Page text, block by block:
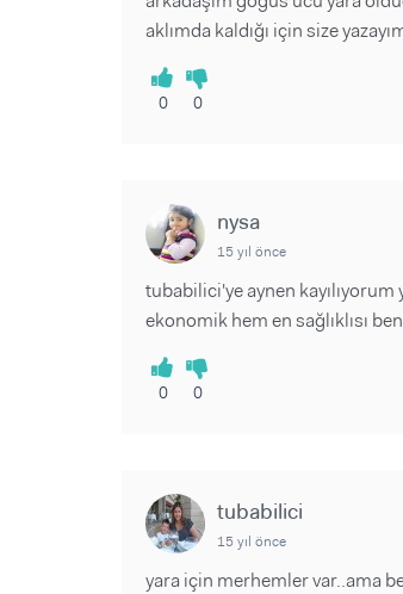
aklımda kaldığı için size
0 0
nysa
15 yıl önce
tubabilici'ye aynen
ekonomik hem en sağlıklısı
0 0
tubabilici
15 yıl önce
yara için merhemler var..ama